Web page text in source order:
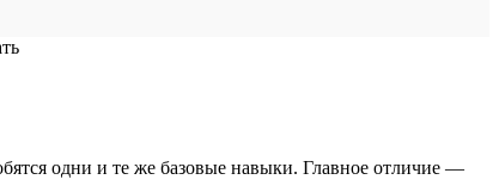
одни и те же базовые навыки. Главное отличие —